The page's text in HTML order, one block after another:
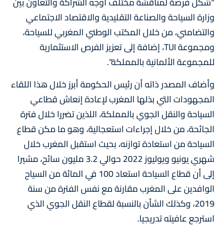
وزارة السياحة والصناعة التقليدية والاقتصاد الاجتماعي
والتضامني، من خلال المكتب الوطني المغربي للسياحة،
ومجموعة TUI، إضافة إلى تعزيز الفرص الاستثمارية
للمجموعة الألمانية بالمملكة".
وأضاف المصدر ذاته أن رئيس الحكومة أبرز خلال هذا اللقاء
المجهودات التي بذلها المغرب لإعادة إنعاش قطاعي
السياحة والنقل الجوي بالمملكة، اللذين تضررا خلال فترة
الجائحة، من خلال إجراءات استعجالية، وهو ما مكن قطاع
السياحة من استعادة توازنه، بحيث استقبل المغرب خلال
شهري يونيو ويوليوز 2022 حوالي 3.2 مليون سائح، مشيرا
إلى أن قطاع السياحة استعاد 100 في المائة من السياح
الوافدين على المغرب مقارنة مع نفس الفترة من سنة
2019، وكذلك الشأن بالنسبة لقطاع النقل الجوي الذي
استرجع عافيته تدريجيا.